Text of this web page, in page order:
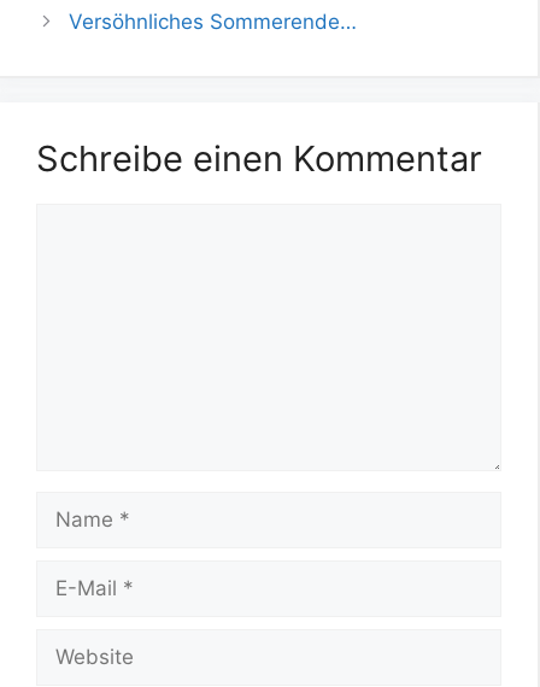
Versöhnliches Sommerende…
Schreibe einen Kommentar
Name
Website